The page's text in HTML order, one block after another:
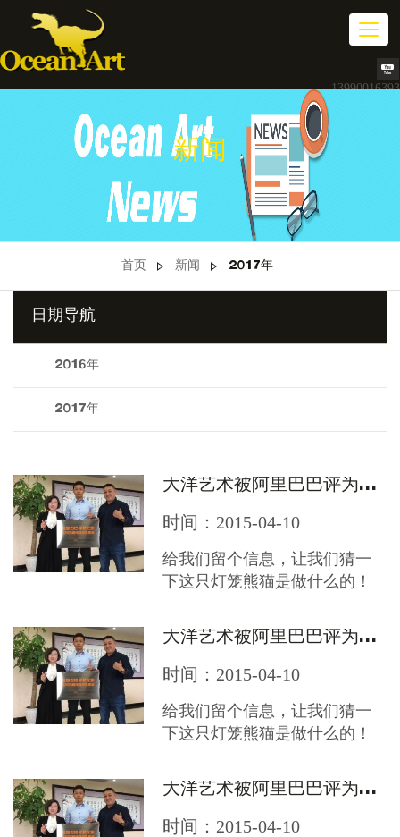
13990016393
切
换
航
新闻
首页 新闻 2017年
日期导航
2016年
2017年
大洋艺术被阿里巴巴评为最诚实的企业
时间：2015-04-10
给我们留个信息，让我们猜一
下这只灯笼熊猫是做什么的！
大洋艺术被阿里巴巴评为最诚实的企业
时间：2015-04-10
给我们留个信息，让我们猜一
下这只灯笼熊猫是做什么的！
大洋艺术被阿里巴巴评为最诚实的企业
时间：2015-04-10